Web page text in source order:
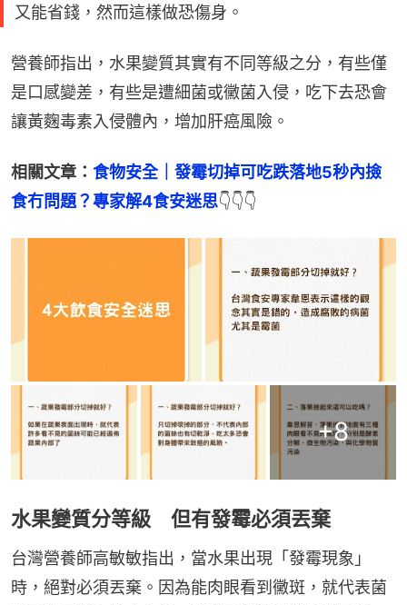
又能省錢，然而這樣做恐傷身。
營養師指出，水果變質其實有不同等級之分，有些僅
是口感變差，有些是遭細菌或黴菌入侵，吃下去恐會
讓黃麴毒素入侵體內，增加肝癌風險。
相關文章： 食物安全｜發霉切掉可吃跌落地5秒內撿
食冇問題？專家解4食安迷思👇👇👇
+8
水果變質分等級 但有發霉必須丟棄
台灣營養師高敏敏指出，當水果出現「發霉現象」
時，絕對必須丟棄。因為能肉眼看到黴斑，就代表菌